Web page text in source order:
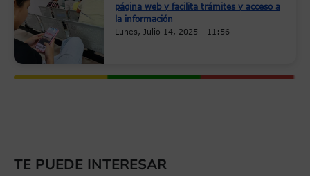
página web y facilita trámites y acceso a
la información
Lunes, Julio 14, 2025 - 11:56
TE PUEDE INTERESAR